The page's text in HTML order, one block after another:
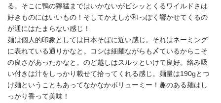
る。そこに鴨の獰猛まではいかないがビシッとくるワイルドさは
好きものにはいいもの！そしてかえしが和っぽく響かせてくるの
が通にはたまらない感じ！
麺は個人的印象としては日本そばに近い感じ。それはネーミング
に表れている通りかなと。コシは細麺ながらも〆ているからこそ
の良さがあったかなと。のど越しはスルッといけて良好。絡み吸
い付きは汁をしっかり載せて拾ってくれる感じ。麺量は190gとつ
け麺ということもあってなかなかボリューミー！趣のある麺はし
っかり香って美味！